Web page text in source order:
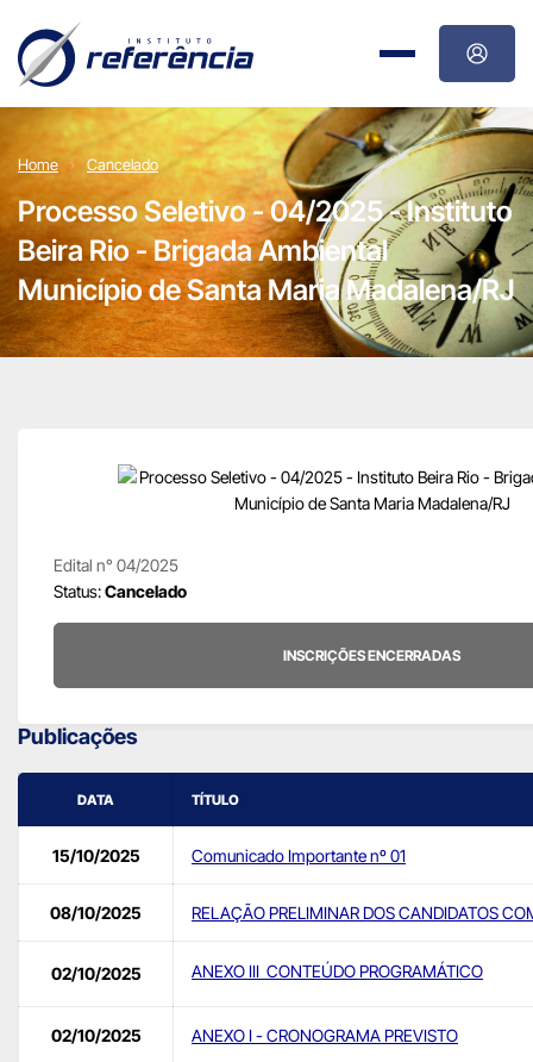
Home Cancelado
Processo Seletivo - 04/2025 - Instituto
Beira Rio - Brigada Ambiental
Município de Santa Maria Madalena/RJ
Edital n° 04/2025
Status:Cancelado
INSCRIÇÕES ENCERRADAS
Publicações
DATA TÍTULO
15/10/2025 Comunicado Importante nº 01
08/10/2025 RELAÇÃO PRELIMINAR DOS CANDIDATOS
02/10/2025 ANEXO III  CONTEÚDO PROGRAMÁTICO
02/10/2025 ANEXO I - CRONOGRAMA PREVISTO